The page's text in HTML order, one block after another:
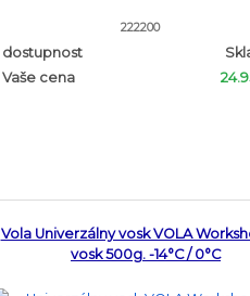
222200
dostupnost
Vaše cena
Vola Univerzálny vosk VOLA
vosk 500g. -14°C / 0°C